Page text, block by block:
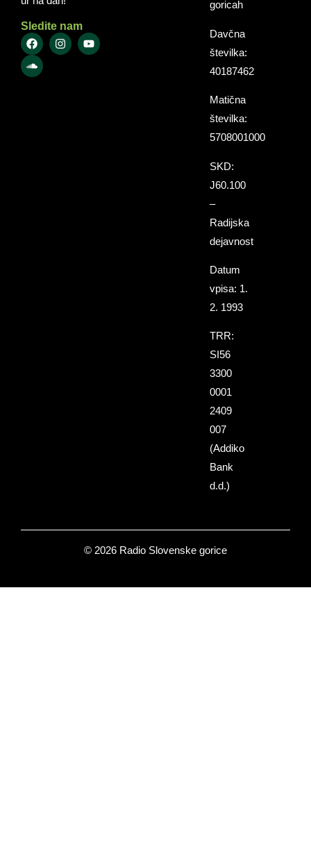
Sledite nam
goricah
Davčna
številka:
40187462
Matična
številka:
5708001000
SKD:
J60.100
–
Radijska
dejavnost
Datum
vpisa: 1.
2. 1993
TRR:
SI56
3300
0001
2409
007
(Addiko
Bank
d.d.)
© 2026 Radio Slovenske gorice